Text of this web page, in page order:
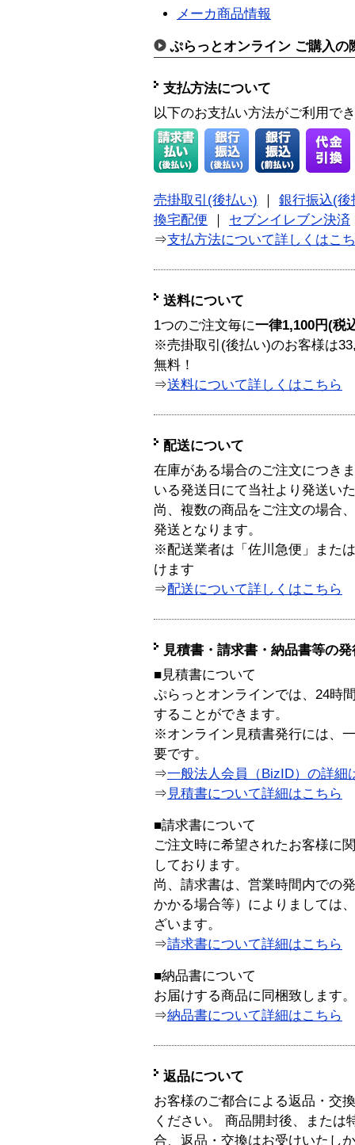
メーカ商品情報
ぷらっとオンライン ご購入の
支払方法について
以下のお支払い方法がご利用で
売掛取引(後払い)
銀行振込(後
換宅配便
セブンイレブン決済
⇒支払方法について詳しくはこ
送料について
1つのご注文毎に一律1,100円(税
※売掛取引(後払い)のお客様は
無料！
⇒送料について詳しくはこちら
配送について
在庫がある場合のご注文につき
いる発送日にて当社より発送い
尚、複数の商品をご注文の場合
発送となります。
※配送業者は「佐川急便」また
けます
⇒配送について詳しくはこちら
見積書・請求書・納品書等の
■見積書について
ぷらっとオンラインでは、24時
することができます。
※オンライン見積書発行には、
要です。
⇒一般法人会員（BizID）の詳細
⇒ 見積書について詳細はこちら
■請求書について
ご注文時に希望されたお客様に
しております。
尚、請求書は、営業時間内での
かかる場合等）によりましては
ざいます。
⇒請求書について詳細はこちら
■納品書について
お届けする商品に同梱致します。
⇒納品書について詳細はこちら
返品について
お客様のご都合による返品・交
ください。 商品開封後、または
合、返品・交換はお受けいたし